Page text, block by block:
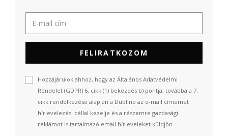
FELIRATKOZOM
Hozzájárulok ahhoz, hogy az Általános Adatvédelmi
Rendelet (GDPR) 6. cikk (1) bekezdés b) pontja, továbbá a 7.
cikk rendelkezése alapján a Dublino az e-mail címemet
hírlevelezési céllal kezelje és a részemre gazdasági
reklámot is tartalmazó email hírleveleket küldjön.